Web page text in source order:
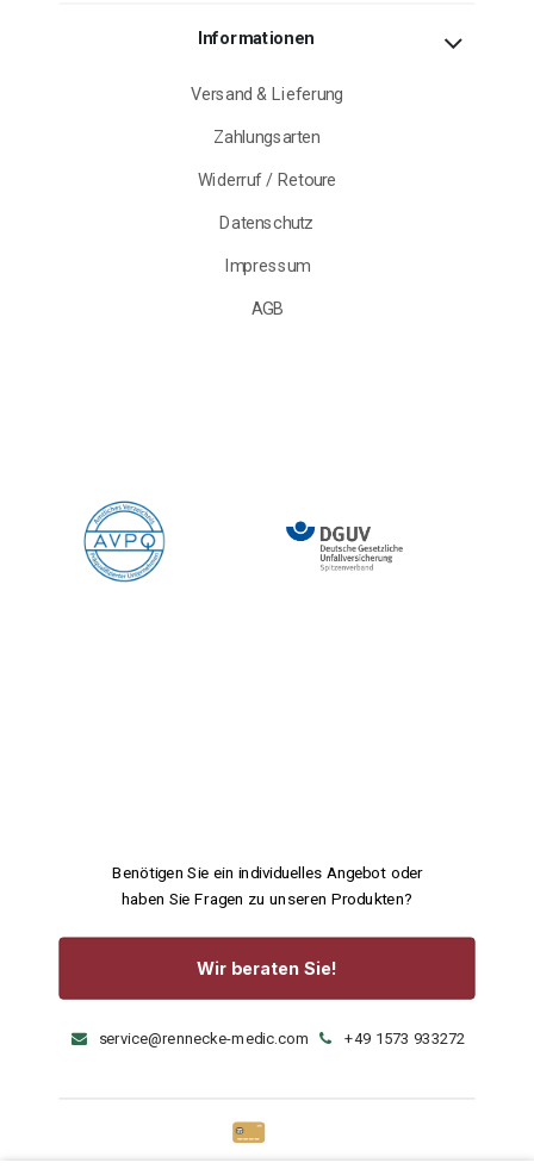
Informationen
Versand & Lieferung
Zahlungsarten
Widerruf / Retoure
Datenschutz
Impressum
AGB
Benötigen Sie ein individuelles Angebot oder
haben Sie Fragen zu unseren Produkten?
Wir beraten Sie!
service@rennecke-medic.com +49 1573 933272